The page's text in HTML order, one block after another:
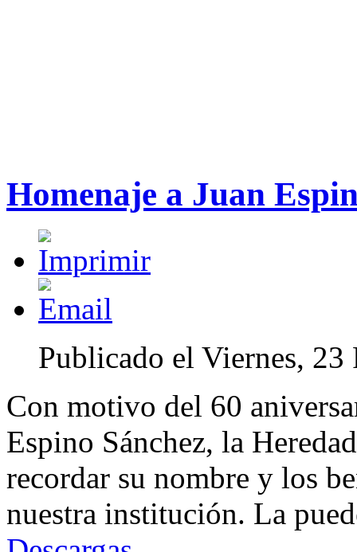
Homenaje a Juan
Publicado el Viernes, 23
Con motivo del 60
Espino Sánchez, la
recordar su nombre y los
nuestra institución. La